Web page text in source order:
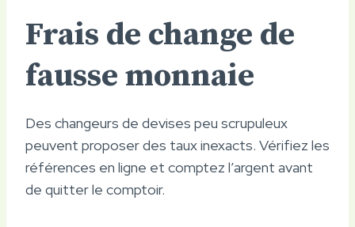
Frais de change de
fausse monnaie
Des changeurs de devises peu scrupuleux
peuvent proposer des taux inexacts. Vérifiez les
références en ligne et comptez l’argent avant
de quitter le comptoir.